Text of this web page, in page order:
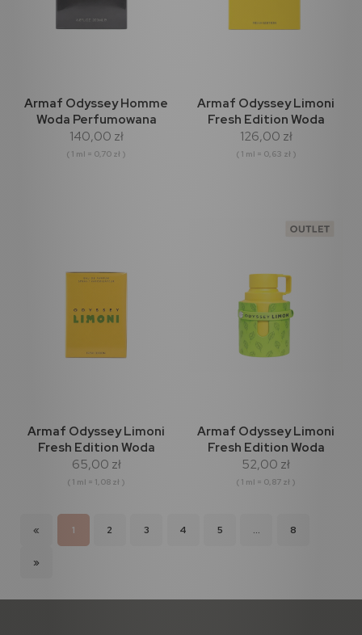
Armaf Odyssey Homme
Woda Perfumowana
200ml
140,00 zł
( 1 ml = 0,70 zł )
Armaf Odyssey Limoni
Fresh Edition Woda
perfumowana 200ml
126,00 zł
( 1 ml = 0,63 zł )
Armaf Odyssey Limoni
Fresh Edition Woda
perfumowana 60ml
65,00 zł
( 1 ml = 1,08 zł )
Armaf Odyssey Limoni
Fresh Edition Woda
perfumowana 60ml
(outlet)
52,00 zł
( 1 ml = 0,87 zł )
« 1 2 3 4 5 ... 8
»